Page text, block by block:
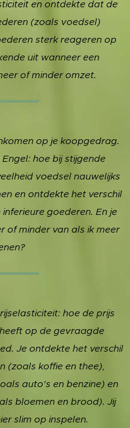
en ontdekte dat de
(zoals voedsel)
sterk reageren op
uit wanneer een
of minder omzet.
op je koopgedrag.
hoe bij stijgende
voedsel nauwelijks
en ontdekte het verschil
goederen. En je
of minder van als ik meer
hoe de prijs
op de gevraagde
Je ontdekte het verschil
(zoals koffie en thee),
auto's en benzine) en
bloemen en brood). Jij
slim op inspelen.